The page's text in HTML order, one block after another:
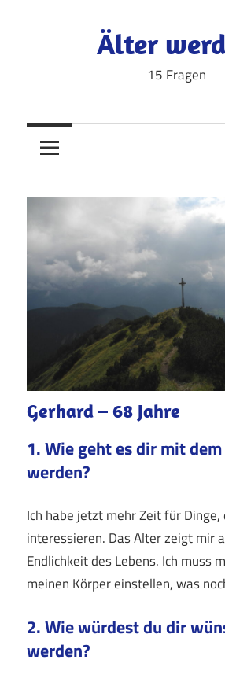
Älter
15 Fragen
Gerhard – 68 Jahre
1. Wie geht es dir mit
werden?
Ich habe jetzt mehr Zeit für Dinge,
interessieren. Das Alter zeigt mir
Endlichkeit des Lebens. Ich muss
meinen Körper einstellen, was
2. Wie würdest du dir
werden?